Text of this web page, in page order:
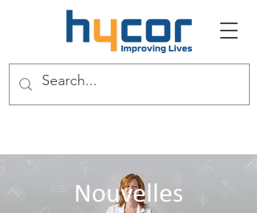
Nouvelles